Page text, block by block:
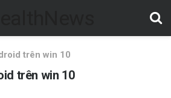
trên win 10
trên win 10